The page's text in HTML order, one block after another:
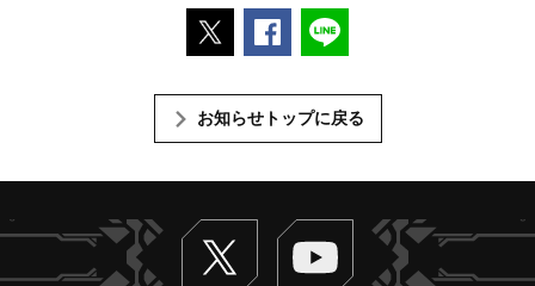
ポストするFacebookでシェアする
お知らせトップに戻る
Twitter ヴァンガードch